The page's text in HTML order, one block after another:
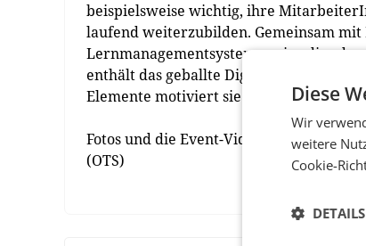
beispielsweise wichtig, ihre
laufend weiterzubilden. Gemeinsam
Lernmanagementsystem sapiro die sd
enthält das geballte Digital-Marketing-
Elemente motiviert sie die
Fotos und die Event-Videos der beiden
(OTS)
Diese
Wir
weitere
Cookie-